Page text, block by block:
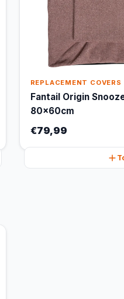
REPLACEMENT COVERS
Fantail Origin
80x60cm
€79,99